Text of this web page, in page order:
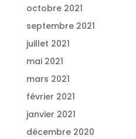
octobre 2021
septembre 2021
juillet 2021
mai 2021
mars 2021
février 2021
janvier 2021
décembre 2020